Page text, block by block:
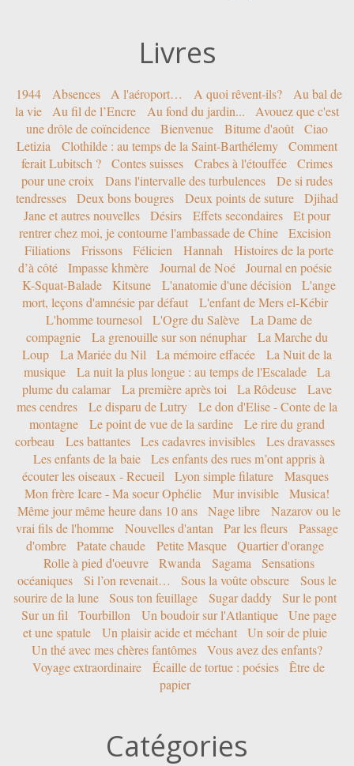
Livres
1944 Absences A l'aéroport… A quoi rêvent-ils?
Au bal de
la vie
Au fil de l’Encre Au fond du jardin...
Avouez que c'est
une drôle de coïncidence
Bienvenue Bitume d'août
Ciao
Letizia
Clothilde : au temps de la Saint-Barthélemy
Comment
ferait Lubitsch ?
Contes suisses Crabes à l'étouffée
Crimes
pour une croix
Dans l'intervalle des turbulences
De si rudes
tendresses
Deux bons bougres Deux points de suture
Djihad
Jane et autres nouvelles
Désirs Effets secondaires
Et pour
rentrer chez moi, je contourne l'ambassade de Chine
Excision
Filiations
Frissons Félicien Hannah
Histoires de la porte
d’à côté
Impasse khmère Journal de Noé
Journal en poésie
K-Squat-Balade
Kitsune L'anatomie d'une décision
L'ange
mort, leçons d'amnésie par défaut
L'enfant de Mers el-Kébir
L'homme tournesol
L'Ogre du Salève
La Dame de
compagnie
La grenouille sur son nénuphar
La Marche du
Loup
La Mariée du Nil La mémoire effacée
La Nuit de la
musique
La nuit la plus longue : au temps de l'Escalade
La
plume du calamar
La première après toi La Rôdeuse
Lave
mes cendres
Le disparu de Lutry
Le don d'Elise - Conte de la
montagne
Le point de vue de la sardine
Le rire du grand
corbeau
Les battantes Les cadavres invisibles
Les dravasses
Les enfants de la baie
Les enfants des rues m’ont appris à
écouter les oiseaux - Recueil
Lyon simple filature
Masques
Mon frère Icare - Ma soeur Ophélie
Mur invisible
Musica!
Même jour même heure dans 10 ans
Nage libre
Nazarov ou le
vrai fils de l'homme
Nouvelles d'antan Par les fleurs
Passage
d'ombre
Patate chaude Petite Masque
Quartier d'orange
Rolle à pied d'oeuvre
Rwanda Sagama
Sensations
océaniques
Si l’on revenait… Sous la voûte obscure
Sous le
sourire de la lune
Sous ton feuillage Sugar daddy
Sur le pont
Sur un fil
Tourbillon Un boudoir sur l'Atlantique
Une page
et une spatule
Un plaisir acide et méchant
Un soir de pluie
Un thé avec mes chères fantômes
Vous avez des enfants?
Voyage extraordinaire
Écaille de tortue : poésies
Être de
papier
Catégories